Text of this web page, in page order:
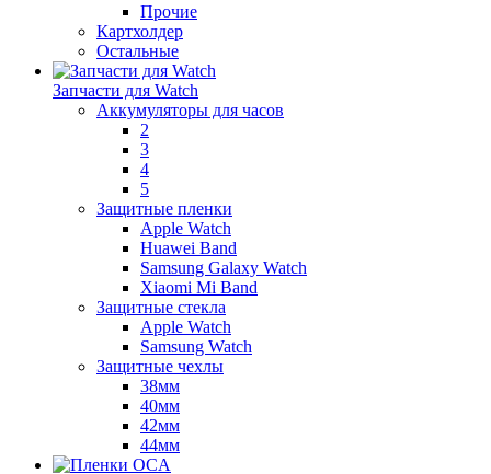
Прочие
Картхолдер
Остальные
Запчасти для Watch
Аккумуляторы для часов
2
3
4
5
Защитные пленки
Apple Watch
Huawei Band
Samsung Galaxy Watch
Xiaomi Mi Band
Защитные стекла
Apple Watch
Samsung Watch
Защитные чехлы
38мм
40мм
42мм
44мм